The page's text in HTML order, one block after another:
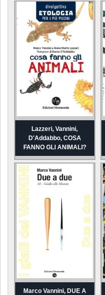
Lazzeri, Vannini,
D'Addabbo, COSA
FANNO GLI ANIMALI?
Marco Vannini, DUE A